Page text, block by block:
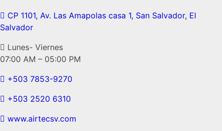
CP 1101, Av. Las Amapolas casa 1, San Salvador, El
Salvador
Lunes- Viernes
07:00 AM – 05:00 PM
+503 7853-9270
+503 2520 6310
www.airtecsv.com